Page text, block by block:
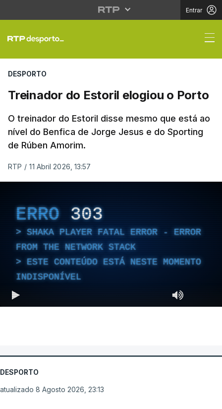
Entrar
Treinador do Estoril
DESPORTO
Treinador do Estoril elogiou o Porto
O treinador do Estoril disse mesmo que está ao
nível do Benfica de Jorge Jesus e do Sporting
de Rúben Amorim.
RTP / 11 Abril 2026, 13:57
ERRO 303
SHAKA PLAYER FATAL ERROR - ERROR
FROM THE NETWORK STACK
ESTE CONTEÚDO ESTÁ NESTE MOMENTO
INDISPONÍVEL
DESPORTO
atualizado 8 Agosto 2026, 23:13